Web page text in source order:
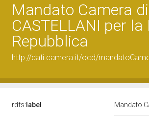
Mandato Camera
CASTELLANI per
Repubblica
http://dati.camera.it/ocd/
rdfs: label Mandato